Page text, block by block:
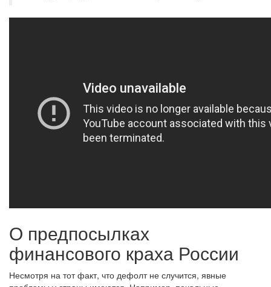
О предпосылках
финансового краха России
Несмотря на тот факт, что дефолт не случится, явные